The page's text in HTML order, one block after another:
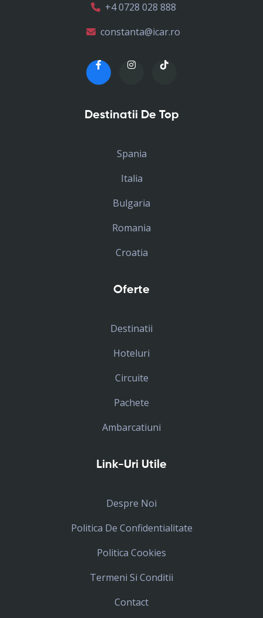
+4 0728 028 888
constanta@icar.ro
Destinatii De Top
Spania
Italia
Bulgaria
Romania
Croatia
Oferte
Destinatii
Hoteluri
Circuite
Pachete
Ambarcatiuni
Link-Uri Utile
Despre Noi
Politica De Confidentialitate
Politica Cookies
Termeni Si Conditii
Contact